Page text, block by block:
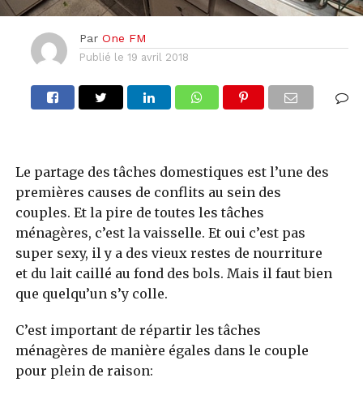
Par One FM
Publié le 19 avril 2018
Le partage des tâches domestiques est l’une des
premières causes de conflits au sein des
couples. Et la pire de toutes les tâches
ménagères, c’est la vaisselle. Et oui c’est pas
super sexy, il y a des vieux restes de nourriture
et du lait caillé au fond des bols. Mais il faut bien
que quelqu’un s’y colle.
C’est important de répartir les tâches
ménagères de manière égales dans le couple
pour plein de raison: